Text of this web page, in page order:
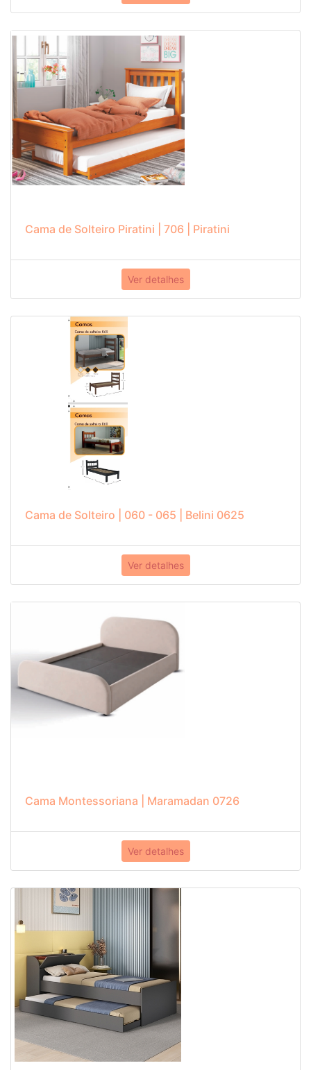
Cama de Solteiro Piratini | 706 | Piratini
Ver detalhes
Cama de Solteiro | 060 - 065 | Belini 0625
Ver detalhes
Cama Montessoriana | Maramadan 0726
Ver detalhes